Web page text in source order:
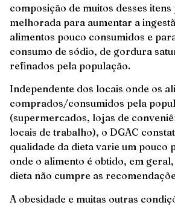
composição de muitos desses
melhorada para aumentar a
alimentos pouco consumidos e
consumo de sódio, de gordura
refinados pela população.
Independente dos locais onde os
comprados/consumidos pela
(supermercados, lojas de
locais de trabalho), o DGAC
qualidade da dieta varie um pouco
onde o alimento é obtido, em
dieta não cumpre as
A obesidade e muitas outras